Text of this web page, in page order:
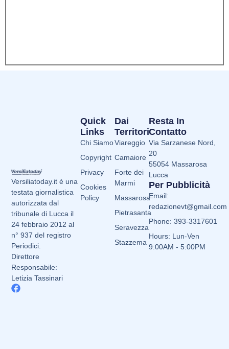
Versiliatoday.it è una
testata giornalistica
autorizzata dal
tribunale di Lucca il
24 febbraio 2012 al
n° 937 del registro
Periodici.
Direttore
Responsabile:
Letizia Tassinari
Dai
Territori
Viareggio
Camaiore
Forte dei
Marmi
Massarosa
Pietrasanta
Seravezza
Stazzema
Quick
Links
Chi Siamo
Copyright
Privacy
Cookies
Policy
Resta In
Contatto
Via Sarzanese Nord,
20
55054 Massarosa
Lucca
Per Pubblicità
Email:
redazionevt@gmail.com
Phone: 393-3317601
Hours: Lun-Ven
9:00AM - 5:00PM